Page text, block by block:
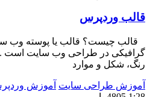
قالب یا پوسته وب سایت
در طراحی وب سایت است . قالب ها
و موارد
طراحی سایت آموزش وردپرس